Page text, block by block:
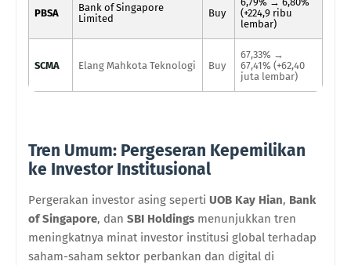
PBSA
Bank of Singapore
Limited
Buy
(+224,9 ribu
lembar)
SCMA Elang Mahkota Teknologi Buy
67,33% →
67,41% (+62,40
juta lembar)
Tren Umum: Pergeseran Kepemilikan
ke Investor Institusional
Pergerakan investor asing seperti UOB Kay Hian, Bank
of Singapore, dan SBI Holdings menunjukkan tren
meningkatnya minat investor institusi global terhadap
saham-saham sektor perbankan dan digital di